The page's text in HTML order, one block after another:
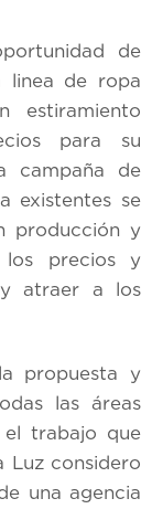
de
linea de ropa
estiramiento
para su
campaña de
existentes se
producción y
los precios y
y atraer a los
propuesta y
las áreas
el trabajo que
Luz considero
una agencia